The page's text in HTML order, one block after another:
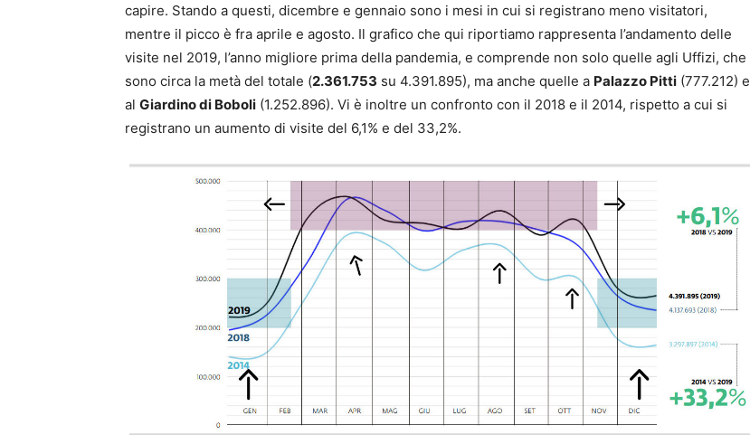
capire. Stando a questi, dicembre e gennaio sono i mesi in cui si registrano meno visitatori,
mentre il picco è fra aprile e agosto. Il grafico che qui riportiamo rappresenta l’andamento delle
visite nel 2019, l’anno migliore prima della pandemia, e comprende non solo quelle agli Uffizi, che
sono circa la metà del totale (2.361.753 su 4.391.895), ma anche quelle a Palazzo Pitti (777.212) e
al Giardino di Boboli (1.252.896). Vi è inoltre un confronto con il 2018 e il 2014, rispetto a cui si
registrano un aumento di visite del 6,1% e del 33,2%.